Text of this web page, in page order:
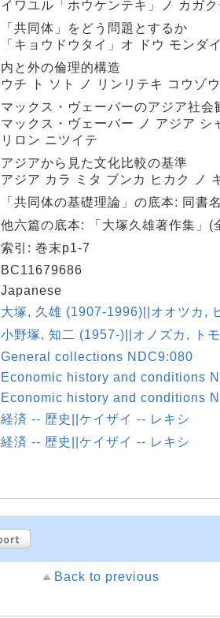
イワユル「ホウケンテキ」ノ カガ
「共同体」をどう問題とするか
「キョウドウタイ」オ ドウ モンダ
内と外の倫理的構造
ウチ ト ソト ノ リンリテキ コウゾウ
マックス・ヴェーバーのアジア社
マックス・ヴェーバー ノ アジア シ
リロン ニツイテ
アジアから見た文化比較の基準
アジア カラ ミタ ブンカ ヒカク ノ
「共同体の基礎理論」の底本: 同書
他六篇の底本: 「大塚久雄著作集」
索引: 巻末p1-7
BC11679686
Japanese
大塚, 久雄 (1907-1996)||オオツカ,
小野塚, 知二 (1957-)||オノズカ, ト
General collections NDC9:080
Economic history and conditions
Economic history and conditions
経済 -- 歴史||ケイザイ -- レキシ
経済 -- 歴史||ケイザイ -- レキシ
Back to previous